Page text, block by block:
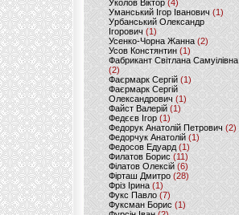
Уколов Віктор(4)
Уманський Ігор Іванович(1)
Урбанський Олександр
Ігорович (1)
Усенко-Чорна Жанна (2)
Усов Констянтин(1)
Фабрикант Світлана Самуілівна
(2)
Фаєрмарк Сергій(1)
Фаєрмарк Сергій
Олександрович (1)
Файст Валерій(1)
Федєєв Ігор (1)
Федорук Анатолій Петрович (2)
Федорчук Анатолій (1)
Федосов Едуард (1)
Филатов Борис (11)
Філатов Олексій (6)
Фірташ Дмитро (28)
Фріз Ірина (1)
Фукс Павло (7)
Фуксман Борис (1)